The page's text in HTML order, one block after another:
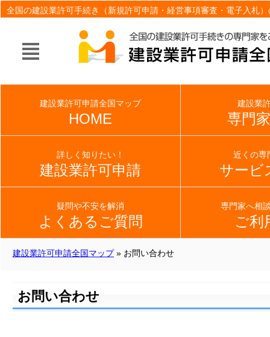
全国の建設業許可手続き（新規許可申請・経営事項審査・電子入札
建設業許可申請全国マップ» お問い合わせ
お問い合わせ
建設業許可申請全国マップ
HOME
建設業
専門
詳しく知りたい！
建設業許可申請
近くの専
サービ
疑問や不安を解消
よくあるご質問
専門家へ相
ご利